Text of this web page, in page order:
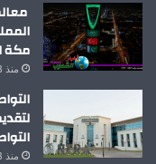
مكة
منذ 18 ساعة
منذ 18 ساعة